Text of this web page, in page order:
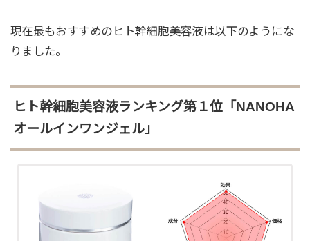
現在最もおすすめのヒト幹細胞美容液は以下のようにな
りました。
ヒト幹細胞美容液ランキング第１位「NANOHA
オールインワンジェル」